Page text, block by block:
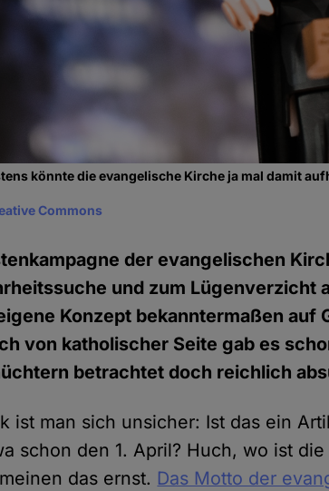
könnte die evangelische Kirche ja mal damit
Commons
der evangelischen
und zum Lügenverzicht
Konzept bekanntermaßen auf
von katholischer Seite gab es
betrachtet doch reichlich
ist man sich unsicher: Ist das ein
schon den 1. April? Huch, wo ist
das ernst. Das Motto der